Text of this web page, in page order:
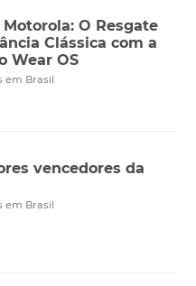
Motorola: O Resgate
Clássica com a
Wear OS
em Brasil
vencedores da
em Brasil